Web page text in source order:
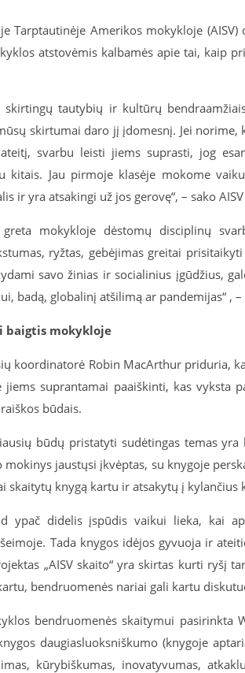
Tarptautinėje Amerikos mokykloje
atstovėmis kalbamės apie tai, kaip
skirtingų tautybių ir kultūrų
skirtumai daro jį įdomesnį. Jei
svarbu leisti jiems suprasti, jog
kitais. Jau pirmoje klasėje mokome
ir yra atsakingi už jos gerovę“, – sako
greta mokykloje dėstomų disciplinų
ryžtas, gebėjimas greitai
savo žinias ir socialinius įgūdžius,
badą, globalinį atšilimą ar pandemijas“ , –
baigtis mokykloje
koordinatorė Robin MacArthur priduria,
jiems suprantamai paaiškinti, kas vyksta
būdais.
būdų pristatyti sudėtingas temas
jaustųsi įkvėptas, su knygoje
skaitytų knygą kartu ir atsakytų į kylančius
ypač didelis įspūdis vaikui lieka, kai
Tada knygos idėjos gyvuoja ir
„AISV skaito“ yra skirtas kurti ryšį
bendruomenės nariai gali kartu
bendruomenės skaitymui pasirinkta
daugiasluoksniškumo (knygoje
kūrybiškumas, inovatyvumas,